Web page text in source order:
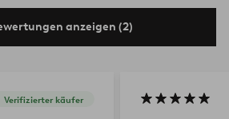
anzeigen (2)
Verifizierter käufer